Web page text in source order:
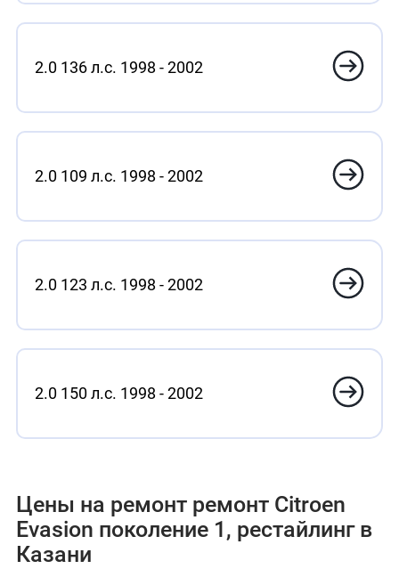
2.0 136 л.с. 1998 - 2002
2.0 109 л.с. 1998 - 2002
2.0 123 л.с. 1998 - 2002
2.0 150 л.с. 1998 - 2002
Цены на ремонт ремонт Citroen
Evasion поколение 1, рестайлинг в
Казани